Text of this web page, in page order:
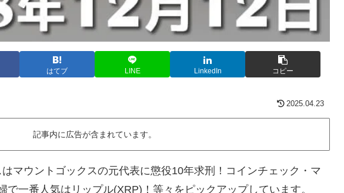
はてブ LINE LinkedIn コピー
2025.04.23
記事内に広告が含まれています。
マウントゴックスの元代表に懲役10年求刑！コインチェック・マ
で一番人気はリップル(XRP)！等々をピックアップしています。